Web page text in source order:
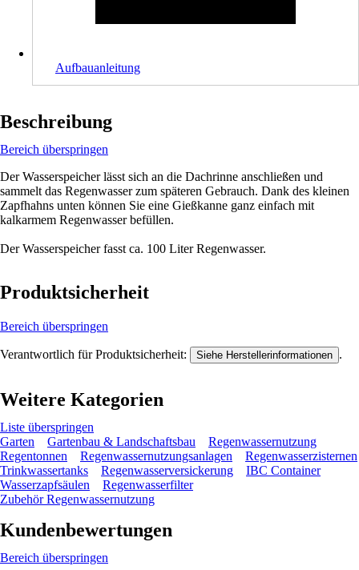
Aufbauanleitung
Beschreibung
Bereich überspringen
Der Wasserspeicher lässt sich an die Dachrinne anschließen und
sammelt das Regenwasser zum späteren Gebrauch. Dank des kleinen
Zapfhahns unten können Sie eine Gießkanne ganz einfach mit
kalkarmem Regenwasser befüllen.
Der Wasserspeicher fasst ca. 100 Liter Regenwasser.
Produktsicherheit
Bereich überspringen
Verantwortlich für Produktsicherheit: Siehe Herstellerinformationen .
Weitere Kategorien
Liste überspringen
Garten
Gartenbau & Landschaftsbau
Regenwassernutzung
Regentonnen
Regenwassernutzungsanlagen
Regenwasserzisternen
Trinkwassertanks
Regenwasserversickerung
IBC Container
Wasserzapfsäulen
Regenwasserfilter
Zubehör Regenwassernutzung
Kundenbewertungen
Bereich überspringen